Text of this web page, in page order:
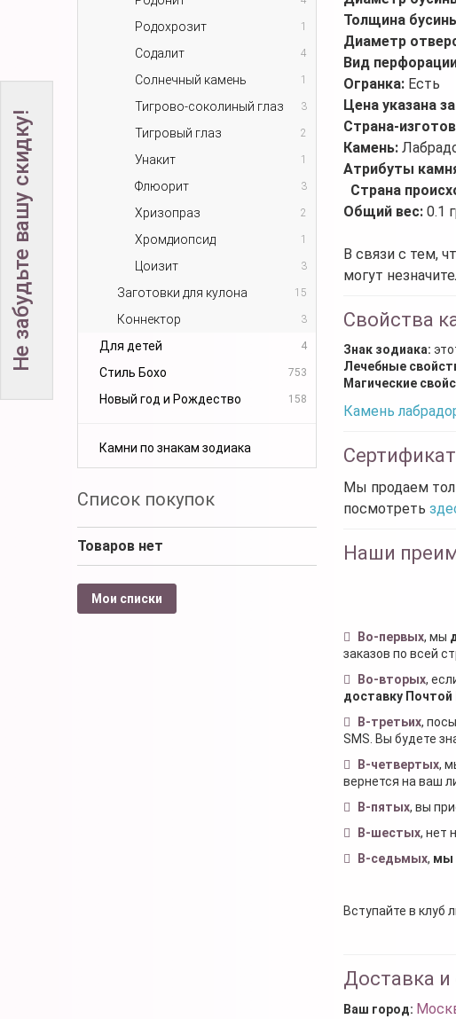
Родохрозит 1
Содалит 4
Солнечный камень 1
Тигрово-соколиный глаз 3
Тигровый глаз 2
Унакит 1
Флюорит 3
Хризопраз 2
Хромдиопсид 1
Цоизит 3
Заготовки для кулона 15
Коннектор 3
Для детей 4
Стиль Бохо 753
Новый год и Рождество 158
Камни по знакам зодиака
Список покупок
Товаров нет
Мои списки
Толщина
Диаметр
Вид
Огранка: Есть
Цена указана
Страна-
Камень:
Атрибуты
Страна
Общий вес: 0.1
В связи с тем,
могут
Свойства
Знак зодиака:
Лечебные
Магические
Камень
Мы продаем
посмотреть
Наши
Во-первых, мы
заказов по всей
Во-вторых,
доставку Почтой
В-третьих,
SMS. Вы будете
В-четвертых,
вернется на ваш
В-пятых, вы
В-шестых, нет
В-седьмых, мы
Вступайте в клуб
Доставка и
Ваш город:
Не забудьте вашу скидку!